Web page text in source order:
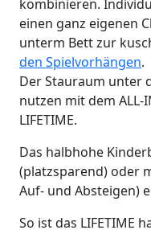
kombinieren.
einen ganz eigenen
unterm Bett zur
den Spielvorhängen.
Der Stauraum unter
nutzen mit dem ALL-
LIFETIME.
Das halbhohe
(platzsparend) oder
Auf- und Absteigen)
So ist das LIFETIME